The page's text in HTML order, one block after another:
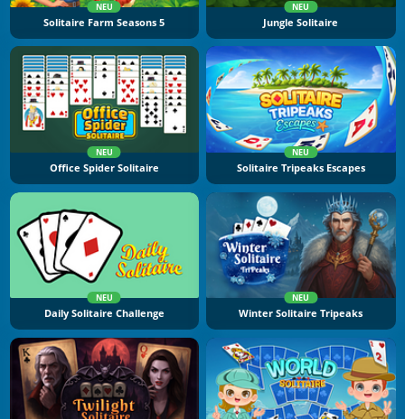
NEU
Solitaire Farm Seasons 5
NEU
Jungle Solitaire
NEU
Office Spider Solitaire
NEU
Solitaire Tripeaks Escapes
NEU
Daily Solitaire Challenge
NEU
Winter Solitaire Tripeaks